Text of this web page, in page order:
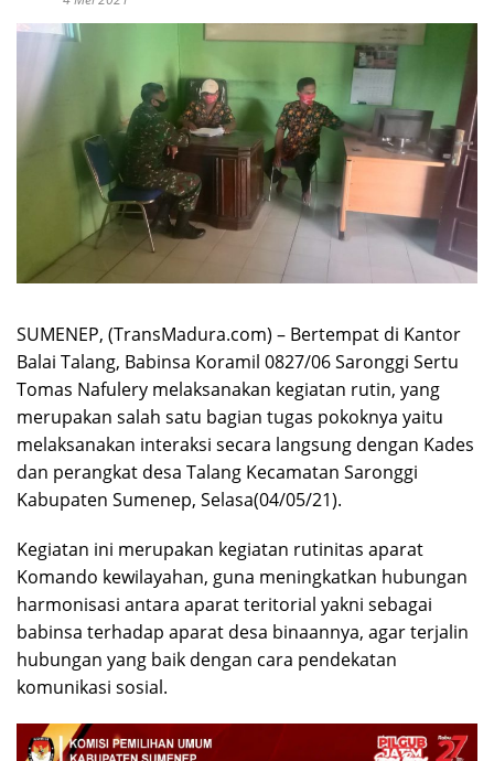
SUMENEP, (TransMadura.com) – Bertempat di Kantor
Balai Talang, Babinsa Koramil 0827/06 Saronggi Sertu
Tomas Nafulery melaksanakan kegiatan rutin, yang
merupakan salah satu bagian tugas pokoknya yaitu
melaksanakan interaksi secara langsung dengan Kades
dan perangkat desa Talang Kecamatan Saronggi
Kabupaten Sumenep, Selasa(04/05/21).
Kegiatan ini merupakan kegiatan rutinitas aparat
Komando kewilayahan, guna meningkatkan hubungan
harmonisasi antara aparat teritorial yakni sebagai
babinsa terhadap aparat desa binaannya, agar terjalin
hubungan yang baik dengan cara pendekatan
komunikasi sosial.